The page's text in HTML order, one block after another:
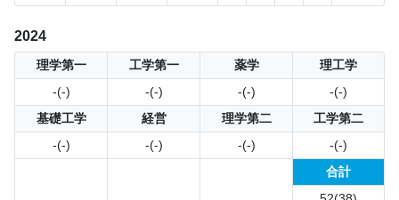
2024
理学第一 工学第一 薬学
理工学
-(-)
-(-) -(-)
-(-)
基礎工学
経営 理学第二
工学第二
-(-)
-(-) -(-)
-(-)
合計